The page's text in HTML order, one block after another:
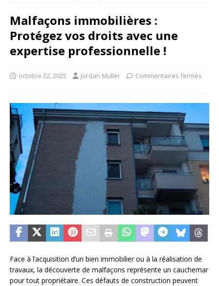
Malfaçons immobilières :
Protégez vos droits avec une
expertise professionnelle !
octobre 22, 2025 Jordan Muller Commentaires fermés
Face à l’acquisition d’un bien immobilier ou à la réalisation de
travaux, la découverte de malfaçons représente un cauchemar
pour tout propriétaire. Ces défauts de construction peuvent